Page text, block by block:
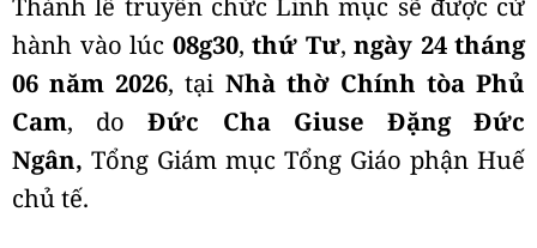
hành vào lúc 08g30, thứ Tư, ngày 24 tháng
06 năm 2026, tại Nhà thờ Chính tòa Phủ
Cam, doĐức Cha Giuse Đặng Đức
Ngân, Tổng Giám mục Tổng Giáo phận Huế
chủ tế.